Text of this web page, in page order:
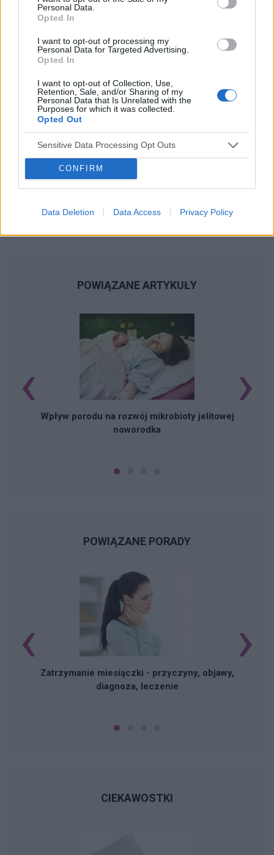
Personal Data.
Opted In
I want to opt-out of processing my
Personal Data for Targeted Advertising.
Opted In
I want to opt-out of Collection, Use,
Retention, Sale, and/or Sharing of my
Personal Data that Is Unrelated with the
Purposes for which it was collected.
Opted Out
Sensitive Data Processing Opt Outs
CONFIRM
Data Deletion Data Access Privacy Policy
dziecko zapłodnienie
Reklama:
POWIĄZANE ARTYKUŁY
Wpływ porodu na rozwój mikrobioty jelitowej
noworodka
‹ ›
POWIĄZANE PORADY
Zatrzymanie miesiączki - przyczyny, objawy,
diagnoza, leczenie
‹ ›
CIEKAWOSTKI